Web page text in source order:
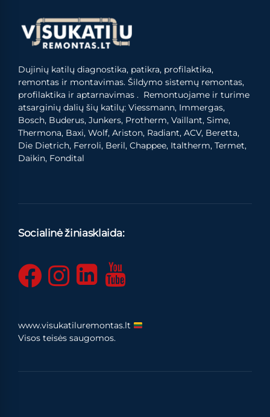
Dujinių katilų diagnostika, patikra, profilaktika,
remontas ir montavimas. Šildymo sistemų remontas,
profilaktika ir aptarnavimas . Remontuojame ir turime
atsarginių dalių šių katilų: Viessmann, Immergas,
Bosch, Buderus, Junkers, Protherm, Vaillant, Sime,
Thermona, Baxi, Wolf, Ariston, Radiant, ACV, Beretta,
Die Dietrich, Ferroli, Beril, Chappee, Italtherm, Termet,
Daikin, Fondital
Socialinė žiniasklaida:
www.visukatiluremontas.lt
Visos teisės saugomos.